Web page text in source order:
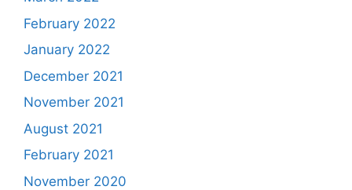
February 2022
January 2022
December 2021
November 2021
August 2021
February 2021
November 2020